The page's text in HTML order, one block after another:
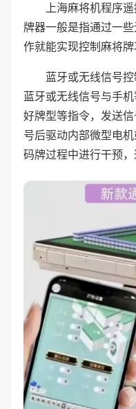
上海麻将机程序
牌器一般是指通过一
作就能实现控制麻将牌
蓝牙或无线信号
蓝牙或无线信号与手
好牌型等指令，发送
号后驱动内部微型电
码牌过程中进行干预，